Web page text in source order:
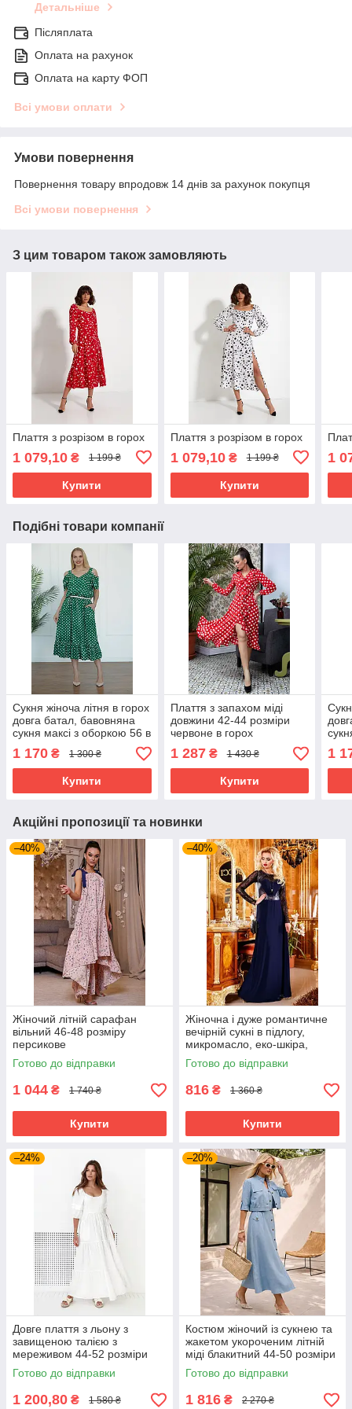
Детальніше
Післяплата
Оплата на рахунок
Оплата на карту ФОП
Всі умови оплати
Умови повернення
Повернення товару впродовж 14 днів за рахунок покупця
Всі умови повернення
З цим товаром також замовляють
Плаття з розрізом в горох
1 079,10 ₴ 1 199 ₴
Купити
Плаття з розрізом в горох
1 079,10₴ 1 199 ₴
Купити
1
Подібні товари компанії
Сукня жіноча літня в горох
довга батал, бавовняна
сукня максі з оборкою 56 в
горошок зелена
1 170 ₴ 1 300 ₴
Купити
Плаття з запахом міді
довжини 42-44 розміри
червоне в горох
1 287₴ 1 430 ₴
Купити
60
1
Акційні пропозиції та новинки
–40%
Жіночий літній сарафан
вільний 46-48 розміру
персикове
Готово до відправки
1 044 ₴ 1 740 ₴
Купити
–40%
Жіночна і дуже романтичне
вечірній сукні в підлогу,
микромасло, еко-шкіра,
перфорована шкіра, розмір
44-48
Готово до відправки
816 ₴ 1 360 ₴
Купити
–24%
Довге плаття з льону з
завищеною талією з
мереживом 44-52 розміри
різні кольори
Готово до відправки
1 200,80 ₴ 1 580 ₴
–20%
Костюм жіночий із сукнею та
жакетом укороченим літній
міді блакитний 44-50 розміри
Готово до відправки
1 816 ₴ 2 270 ₴